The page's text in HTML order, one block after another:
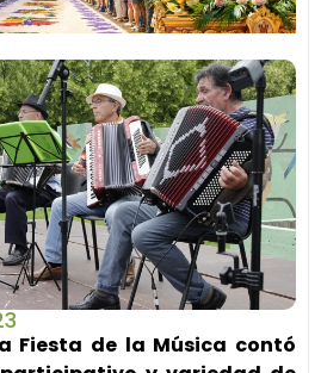
Fiesta de la Música contó